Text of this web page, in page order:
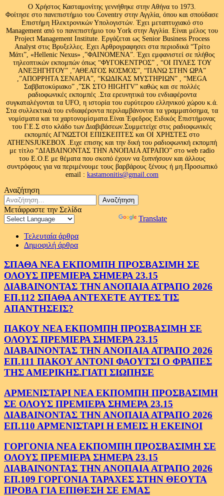
Ο Χρήστος Κασταμονίτης γεννήθηκε στην Αθήνα το 1973.
Φοίτησε στο πανεπιστήμιο του Coventry στην Αγγλία, όπου και σπούδασε
Επιστήμη Ηλεκτρονικών Υπολογιστών. Έχει μεταπτυχιακό στο
Management από το πανεπιστήμιο του Υork στην Αγγλία. Είναι μέλος του
Project Management Institute. Εργάζεται ως Senior Business Process
Analyst στις Βρυξελλες. Εχει Αρθρογραφησει στα περιοδικά “Τρίτο
Μάτι”, «Hellenic Nexus» ,”ΦΑΙΝΟΜΕΝΑ”. Έχει εμφανιστεί σε πλήθος
τηλεοπτικών εκπομπών όπως “ΦΥΓΟΚΕΝΤΡΟΣ” , “ΟΙ ΠΥΛΕΣ ΤΟΥ
ΑΝΕΞΗΓΗΤΟΥ” ,”ΑΘΕΑΤΟΣ ΚΟΣΜΟΣ”, “ΠΑΝΩ ΣΤΗΝ ΩΡΑ”
,”ΑΠΟΡΡΗΤΑ ΣΕΝΑΡΙΑ”, “ΚΩΔΙΚΑΣ ΜΥΣΤΗΡΙΩΝ” , “MEGA
Σαββατοκύριακο” ,”ΣΚ ΣΤΟ HIGHTV” καθώς και σε πολλές
ραδιοφωνικές εκπομπές .Στα ερευνητικά του ενδιαφέροντα
συγκαταλέγονται τα UFO, η ιστορία του ευρύτερου ελληνικού χώρου κ.ά.
Στα συλλεκτικά του ενδιαφέροντα περιλαμβάνονται τα γραμματόσημα, τα
νομίσματα και τα χαρτονομίσματα.Είναι Έφεδρος Ειδικός Επιστήμονας
του Γ.Ε.Σ στο κλάδο των Διαβιβάσεων.Συμμετείχε στις ραδιοφωνικές
εκπομπές ΑΓΝΩΣΤΟΙ ΕΠΙΣΚΕΠΤΕΣ και ΟΙ ΧΡΗΣΤΕΣ στο
ATHENSJUKEBOX .Ειχε επισης και την δική του ραδιοφωνική εκπομπή
με τίτλο “ΔΙΑΒΑΙΝΟΝΤΑΣ ΤΗΝ ΑΝΟΠΑΙΑ ΑΤΡΑΠΟ” στο web radio
του Ε.Ο.Ε με θέματα που σκοπό έχουν να ξυπνήσουν και άλλους
συντρόφους για να περιμένουμε τους βαρβάρους ξένους ή μη.Προσωπικό
email : kastamonitis@gmail.com
Αναζήτηση
Αναζήτηση
για:
Μετάφραστε την Σελίδα
Translate
Τελευταία άρθρα
Δημοφιλή άρθρα
ΣΠΑΘΑ ΝΕΑ ΕΚΠΟΜΠΗ ΠΡΟΣΒΑΣΙΜΗ ΣΕ
ΟΛΟΥΣ ΠΡΕΜΙΕΡΑ ΣΗΜΕΡΑ 23.15
ΔΙΑΒΑΙΝΟΝΤΑΣ ΤΗΝ ΑΝΟΠΑΙΑ ΑΤΡΑΠΟ 2026
ΕΠ.112 ΣΠΑΘΑ ΑΝΤΕΧΕΤΕ ΑΥΤΕΣ ΤΙΣ
ΑΠΑΝΤΗΣΕΙΣ?
ΠΑΚΟΥ ΝΕΑ ΕΚΠΟΜΠΗ ΠΡΟΣΒΑΣΙΜΗ ΣΕ
ΟΛΟΥΣ ΠΡΕΜΙΕΡΑ ΣΗΜΕΡΑ 23.15
ΔΙΑΒΑΙΝΟΝΤΑΣ ΤΗΝ ΑΝΟΠΑΙΑ ΑΤΡΑΠΟ 2026
ΕΠ.111 ΠΑΚΟΥ ΑΝΤΟΝΙ ΦΑΟΥΤΣΙ Ο ΦΡΑΠΕΣ
ΤΗΣ ΑΜΕΡΙΚΗΣ.ΓΙΑΤΙ ΣΙΩΠΗΣΕ
ΑΡΜΕΝΙΣΤΑΡΙ ΝΕΑ ΕΚΠΟΜΠΗ ΠΡΟΣΒΑΣΙΜΗ
ΣΕ ΟΛΟΥΣ ΠΡΕΜΙΕΡΑ ΣΗΜΕΡΑ 23.15
ΔΙΑΒΑΙΝΟΝΤΑΣ ΤΗΝ ΑΝΟΠΑΙΑ ΑΤΡΑΠΟ 2026
ΕΠ.110 ΑΡΜΕΝΙΣΤΑΡΙ Η ΕΜΕΙΣ Η ΕΚΕΙΝΟΙ
ΓΟΡΓΟΝΙΑ ΝΕΑ ΕΚΠΟΜΠΗ ΠΡΟΣΒΑΣΙΜΗ ΣΕ
ΟΛΟΥΣ ΠΡΕΜΙΕΡΑ ΣΗΜΕΡΑ 23.15
ΔΙΑΒΑΙΝΟΝΤΑΣ ΤΗΝ ΑΝΟΠΑΙΑ ΑΤΡΑΠΟ 2026
ΕΠ.109 ΓΟΡΓΟΝΙΑ ΤΑΡΑΧΕΣ ΣΤΗΝ ΘΕΟΥΤΑ
ΠΡΟΒΑ ΓΙΑ ΕΠΙΘΕΣΗ ΣΕ ΕΜΑΣ